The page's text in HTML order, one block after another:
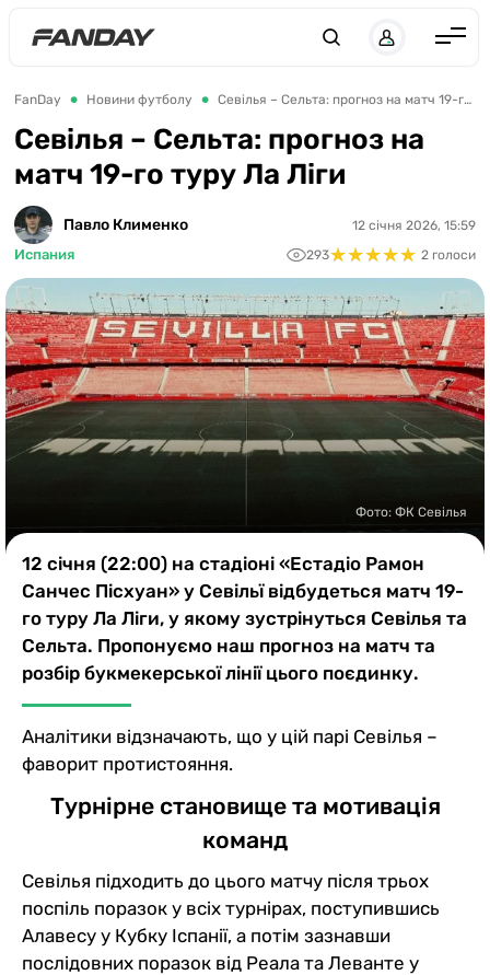
Англія
Іспанія
Німеччина
Франція
Україна
ЛЧ
ЛЕ
ЧЕ-2028
Букмекери
FanDay Новини футболу Севілья – Сельта: прогноз на матч 19-го туру Ла Ліги
Севілья – Сельта: прогноз на
матч 19-го туру Ла Ліги
Павло Клименко
Испания
12 січня 2026, 15:59
293★★★★★
★★★★★ 2 голоси
Фото: ФК Севілья
12 січня (22:00) на стадіоні «Естадіо Рамон
Санчес Пісхуан» у Севільї відбудеться матч 19-
го туру Ла Ліги, у якому зустрінуться Севілья та
Сельта. Пропонуємо наш прогноз на матч та
розбір букмекерської лінії цього поєдинку.
Аналітики відзначають, що у цій парі Севілья –
фаворит протистояння.
Турнірне становище та мотивація
команд
Севілья підходить до цього матчу після трьох
поспіль поразок у всіх турнірах, поступившись
Алавесу у Кубку Іспанії, а потім зазнавши
послідовних поразок від Реала та Леванте у